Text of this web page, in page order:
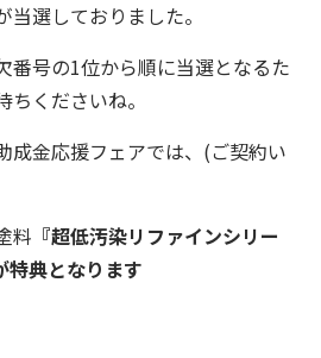
選しておりました。
番号の1位から順に当選となるた
くださいね。
成金応援フェアでは、(ご契約い
料 『超低汚染リファインシリー
特典となります